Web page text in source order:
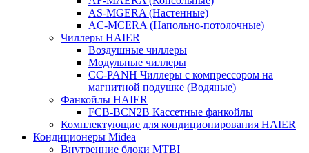
AS-MGERA (Настенные)
AС-MСERA (Напольно-потолочные)
Чиллеры HAIER
Воздушные чиллеры
Модульные чиллеры
CC-PANH Чиллеры с компрессором на
магнитной подушке (Водяные)
Фанкойлы HAIER
FCB-BCN2B Кассетные фанкойлы
Комплектующие для кондиционирования HAIER
Кондиционеры Midea
Внутренние блоки MTBI